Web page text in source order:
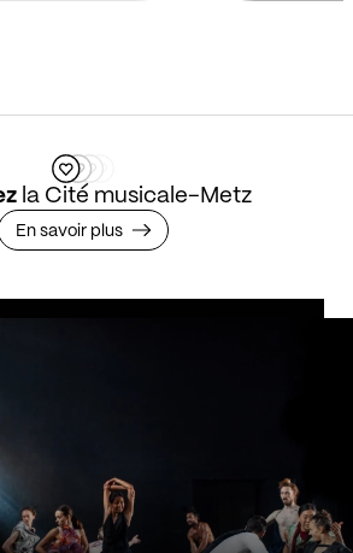
la Cité musicale-Metz
En savoir plus